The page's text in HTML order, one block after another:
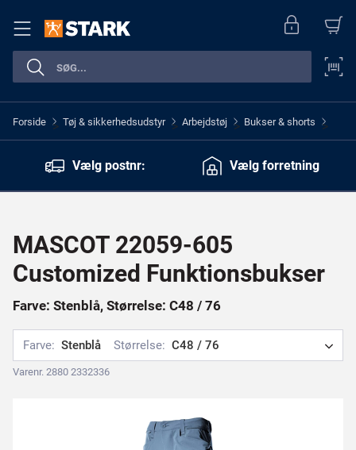
Forside > Tøj & sikkerhedsudstyr > Arbejdstøj > Bukser & shorts >
Vælg postnr: Vælg forretning
MASCOT 22059-605
Customized Funktionsbukser
Farve: Stenblå, Størrelse: C48 / 76
Farve: Stenblå Størrelse: C48 / 76
Varenr. 2880 2332336